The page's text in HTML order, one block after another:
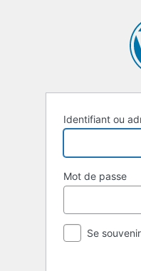
Identifiant ou
Mot de passe
Se